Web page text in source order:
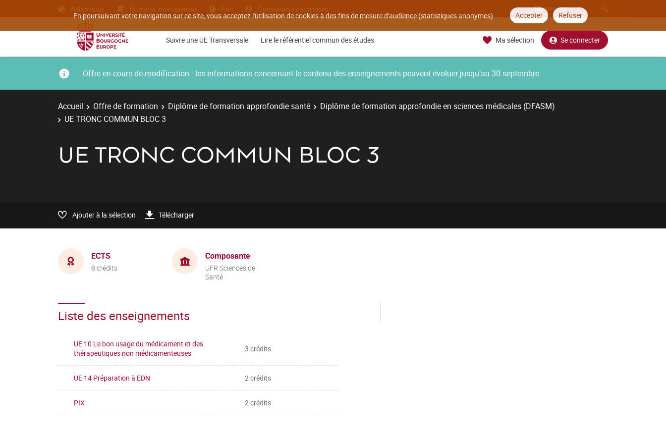
En poursuivant votre navigation sur ce site, vous acceptez l'utilisation de cookies à des fins de mesure d'audience (statistiques anonymes). Accepter Refuser
Bibliothèque Etudiants internationaux Plan Candidatures inscriptions
Suivre une UE Transversale Lire le référentiel commun des études Ma sélection Se connecter
Offre en cours de modification : les informations concernant le contenu des enseignements peuvent évoluer jusqu’au 30 septembre
Accueil Offre de formation Diplôme de formation approfondie santé
Diplôme de formation approfondie en sciences médicales (DFASM)
UE TRONC COMMUN BLOC 3
UE TRONC COMMUN BLOC 3
Ajouter à la sélection Télécharger
ECTS
8 crédits
Composante
UFR Sciences de
Santé
Liste des enseignements
UE 10 Le bon usage du médicament et des
thérapeutiques non médicamenteuses
3 crédits
UE 14 Préparation à EDN 2 crédits
PIX 2 crédits